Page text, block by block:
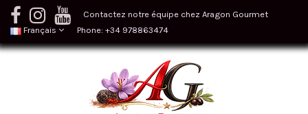
Contactez notre équipe chez Aragon Gourmet
Français
Phone: +34 978863474